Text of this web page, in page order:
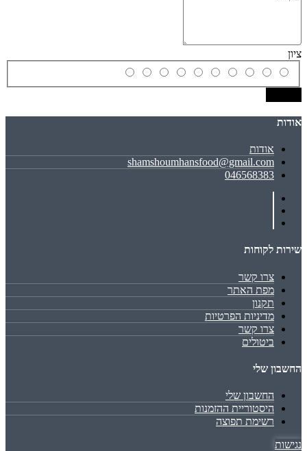
ציון
אודות
אודות
shamshoumhansfood@gmail.com
046568383
שירות לקוחות
צרו קשר
מפת האתר
תקנון
מדיניות הפרטיות
צרו קשר
ביטולים
החשבון שלי
החשבון שלי
היסטוריית ההזמנות
רשימת תפוצה
נגישות